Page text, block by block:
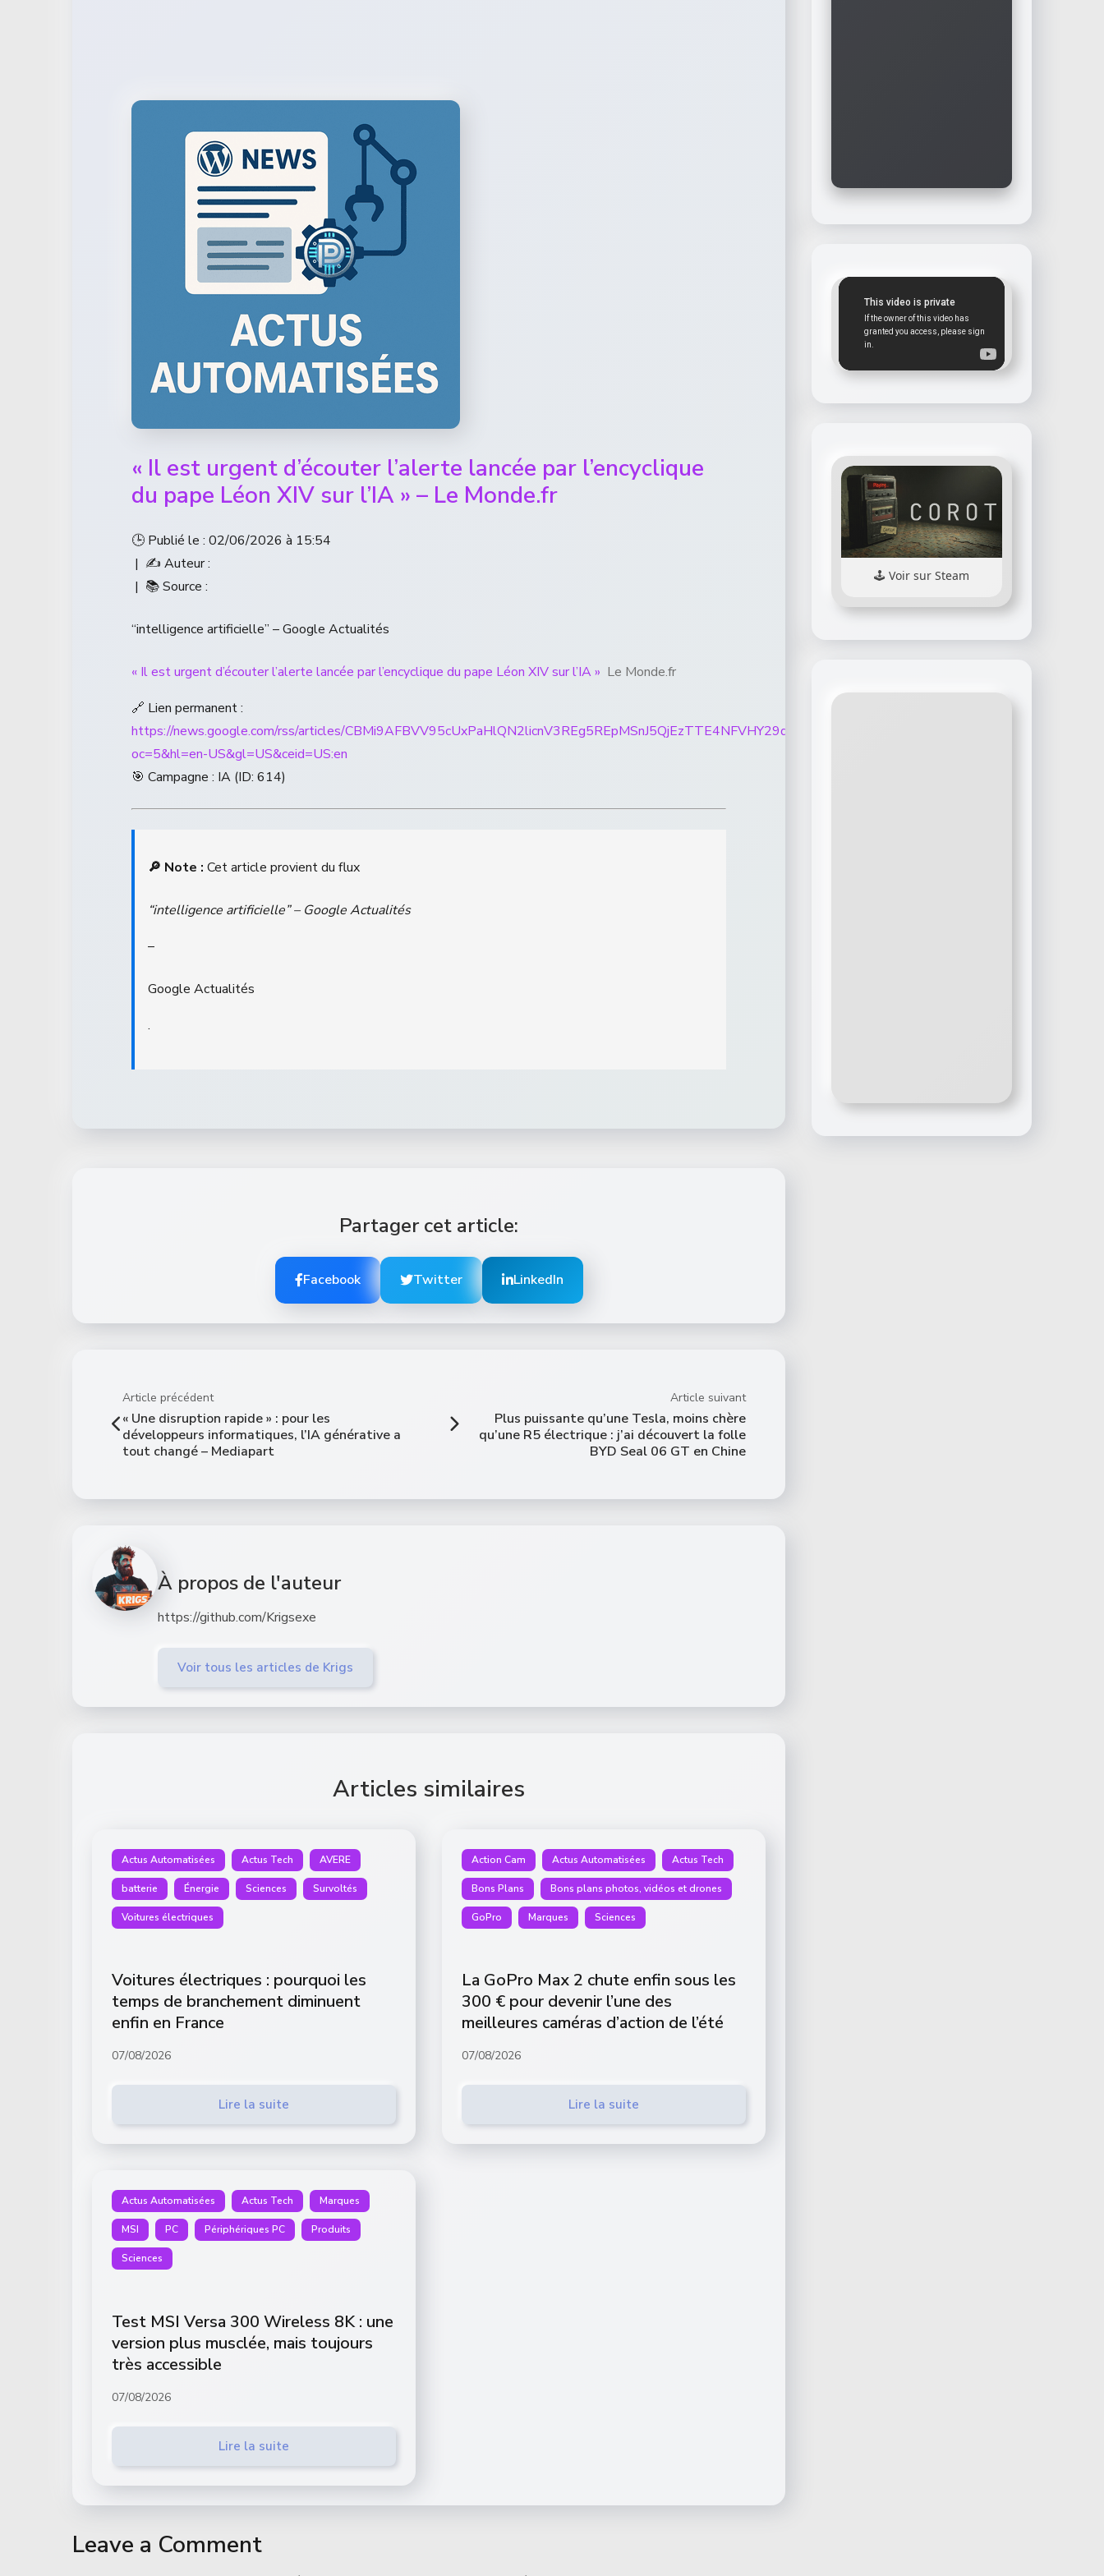
« Il est urgent d’écouter l’alerte lancée par l’encyclique
du pape Léon XIV sur l’IA » – Le Monde.fr
🕒 Publié le : 02/06/2026 à 15:54
| ✍️ Auteur :
| 📚 Source :
“intelligence artificielle” – Google Actualités
« Il est urgent d’écouter l’alerte lancée par l’encyclique du pape Léon XIV sur l’IA » Le Monde.fr
🔗 Lien permanent :
https://news.google.com/rss/articles/
oc=5&hl=en-US&gl=US&ceid=US:en
🎯 Campagne : IA (ID: 614)
🔎 Note : Cet article provient du flux
“intelligence artificielle” – Google Actualités
–
Google Actualités
.
Partager cet article:
Facebook Twitter LinkedIn
Article précédent
« Une disruption rapide » : pour les
développeurs informatiques, l’IA générative a
tout changé – Mediapart
Article suivant
Plus puissante qu’une Tesla, moins chère
qu’une R5 électrique : j’ai découvert la folle
BYD Seal 06 GT en Chine
À propos de l'auteur
https://github.com/Krigsexe
Voir tous les articles de Krigs
Articles similaires
Actus Automatisées Actus Tech AVERE
batterie Énergie Sciences Survoltés
Voitures électriques
Voitures électriques : pourquoi les
temps de branchement diminuent
enfin en France
07/08/2026
Lire la suite
Action Cam Actus Automatisées Actus Tech
Bons Plans Bons plans photos, vidéos et drones
GoPro Marques Sciences
La GoPro Max 2 chute enfin sous les
300 € pour devenir l’une des
meilleures caméras d’action de l’été
07/08/2026
Lire la suite
Actus Automatisées Actus Tech Marques
MSI PC Périphériques PC Produits
Sciences
Test MSI Versa 300 Wireless 8K : une
version plus musclée, mais toujours
très accessible
07/08/2026
Lire la suite
Leave a Comment
Voir sur Steam